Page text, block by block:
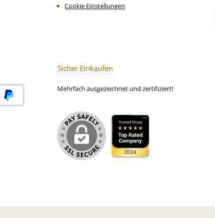
Cookie Einstellungen
Sicher Einkaufen
Mehrfach ausgezeichnet und zertifiziert!